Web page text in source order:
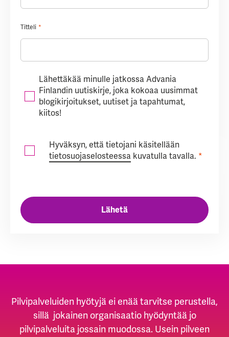
Titteli *
Lähettäkää minulle jatkossa Advania
Finlandin uutiskirje, joka kokoaa uusimmat
blogikirjoitukset, uutiset ja tapahtumat,
kiitos!
Hyväksyn, että tietojani käsitellään
tietosuojaselosteessa kuvatulla tavalla. *
Pilvipalveluiden hyötyjä ei enää tarvitse perustella,
sillä jokainen organisaatio hyödyntää jo
pilvipalveluita jossain muodossa. Usein pilveen